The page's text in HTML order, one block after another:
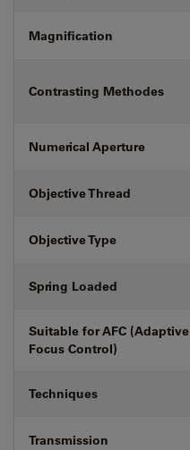
Magnification
Contrasting Methodes
Numerical Aperture
Objective Thread
Objective Type
Spring Loaded
Suitable for AFC (Adaptive
Focus Control)
Techniques
Transmission